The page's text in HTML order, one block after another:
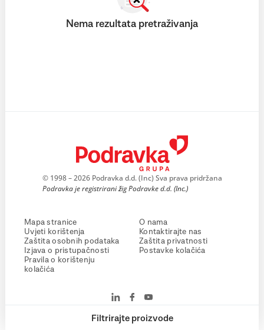
Filtrirajte proizvode
Nema rezultata pretraživanja
© 1998 – 2026 Podravka d.d. (Inc) Sva prava pridržana
Podravka je registrirani žig Podravke d.d. (Inc.)
Mapa stranice
Uvjeti korištenja
Zaštita osobnih podataka
Izjava o pristupačnosti
Pravila o korištenju
kolačića
O nama
Kontaktirajte nas
Zaštita privatnosti
Postavke kolačića